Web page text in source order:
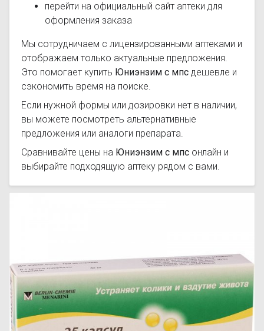
перейти на официальный сайт аптеки для
оформления заказа
Мы сотрудничаем с лицензированными аптеками и
отображаем только актуальные предложения.
Это помогает купить Юниэнзим с мпс дешевле и
сэкономить время на поиске.
Если нужной формы или дозировки нет в наличии,
вы можете посмотреть альтернативные
предложения или аналоги препарата.
Сравнивайте цены на Юниэнзим с мпс онлайн и
выбирайте подходящую аптеку рядом с вами.